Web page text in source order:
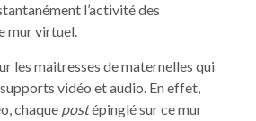
l’activité des
mur virtuel.
les maitresses de maternelles qui
vidéo et audio. En effet,
chaque postépinglé sur ce mur